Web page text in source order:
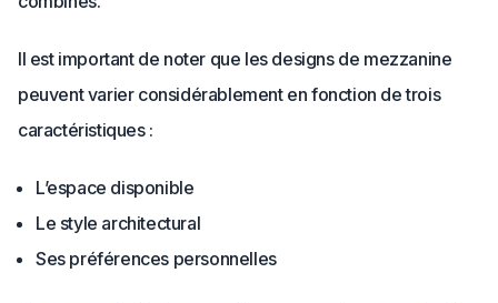
Il est important de noter que les designs de mezzanine
peuvent varier considérablement en fonction de trois
caractéristiques :
L’espace disponible
Le style architectural
Ses préférences personnelles